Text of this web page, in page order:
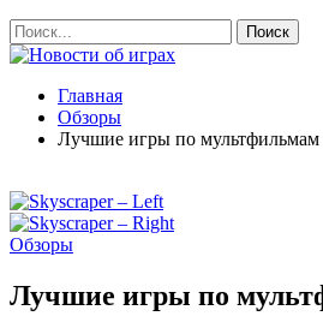
Главная
Обзоры
Лучшие игры по мультфильмам
Обзоры
Лучшие игры по